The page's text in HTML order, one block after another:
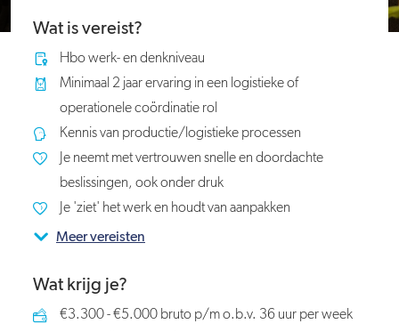
Wat is vereist?
Hbo werk- en denkniveau
Minimaal 2 jaar ervaring in een logistieke of
operationele coördinatie rol
Kennis van productie/logistieke processen
Je neemt met vertrouwen snelle en doordachte
beslissingen, ook onder druk
Je 'ziet' het werk en houdt van aanpakken
Meer vereisten
Wat krijg je?
€3.300 - €5.000 bruto p/m o.b.v. 36 uur per week